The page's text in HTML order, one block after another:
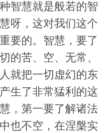
智慧就是般若的智
呀，这对我们这个
要的。智慧，要了
的苦、空、无常、
就把一切虚幻的东
生了非常猛利的这
，第一要了解诸法
也不空，在涅槃实